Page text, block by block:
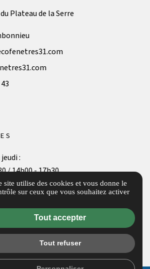
Plateau de la Serre
:
/ 14h00 - 17h30
:site utilise des cookies et vous donne le
sur ceux que vous souhaitez activer
Tout accepter
Tout refuser